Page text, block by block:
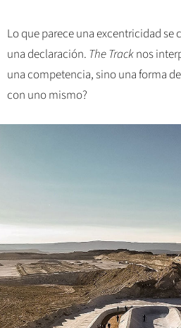
Lo que parece una excentricidad se
una declaración. The Tracknos
una competencia, sino una forma
con uno mismo?